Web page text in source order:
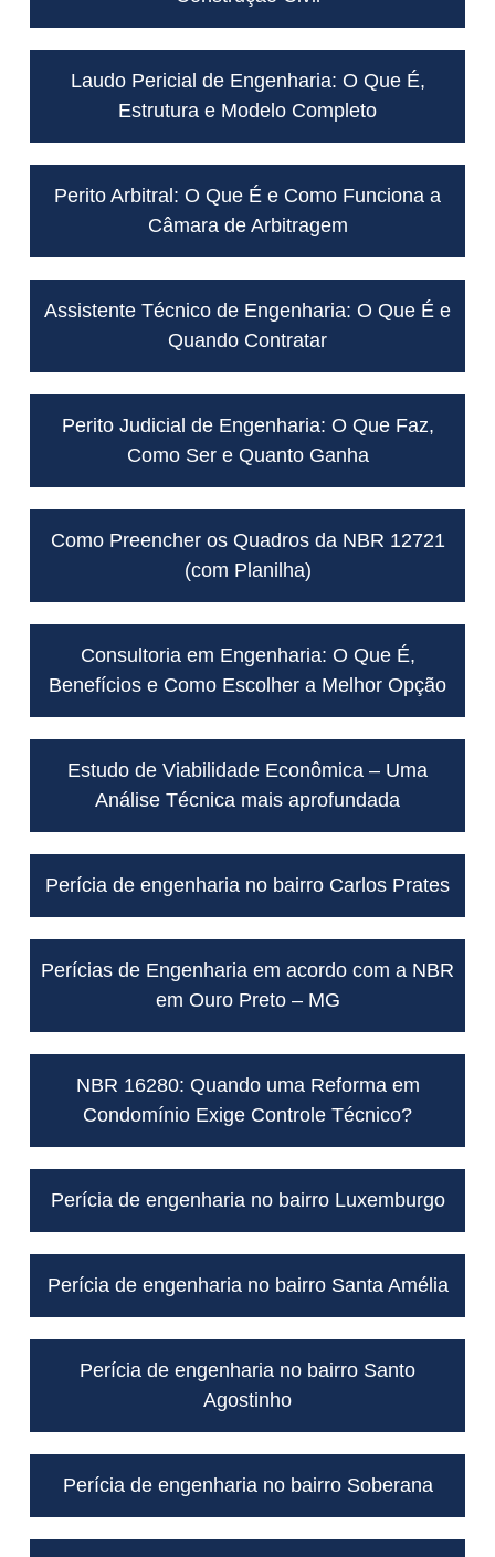
Laudo Pericial de Engenharia: O Que É,
Estrutura e Modelo Completo
Perito Arbitral: O Que É e Como Funciona a
Câmara de Arbitragem
Assistente Técnico de Engenharia: O Que É e
Quando Contratar
Perito Judicial de Engenharia: O Que Faz,
Como Ser e Quanto Ganha
Como Preencher os Quadros da NBR 12721
(com Planilha)
Consultoria em Engenharia: O Que É,
Benefícios e Como Escolher a Melhor Opção
Estudo de Viabilidade Econômica – Uma
Análise Técnica mais aprofundada
Perícia de engenharia no bairro Carlos Prates
Perícias de Engenharia em acordo com a NBR
em Ouro Preto – MG
NBR 16280: Quando uma Reforma em
Condomínio Exige Controle Técnico?
Perícia de engenharia no bairro Luxemburgo
Perícia de engenharia no bairro Santa Amélia
Perícia de engenharia no bairro Santo
Agostinho
Perícia de engenharia no bairro Soberana